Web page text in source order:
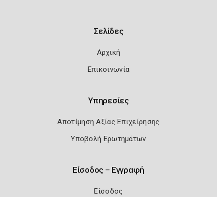
Σελίδες
Αρχική
Επικοινωνία
Υπηρεσίες
Αποτίμηση Αξίας Επιχείρησης
Υποβολή Ερωτημάτων
Είσοδος – Εγγραφή
Είσοδος